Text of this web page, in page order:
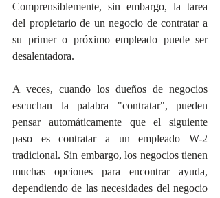
Comprensiblemente, sin embargo, la tarea
del propietario de un negocio de contratar a
su primer o próximo empleado puede ser
desalentadora.
A veces, cuando los dueños de negocios
escuchan la palabra "contratar", pueden
pensar automáticamente que el siguiente
paso es contratar a un empleado W-2
tradicional. Sin embargo, los negocios tienen
muchas opciones para encontrar ayuda,
dependiendo de las necesidades del negocio